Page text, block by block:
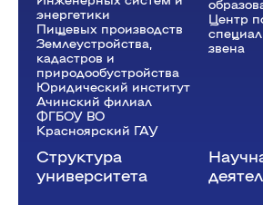
энергетики
Пищевых производств
Землеустройства,
кадастров и
природообустройства
Юридический институт
Ачинский филиал
ФГБОУ ВО
Красноярский ГАУ
Центр
звена
Структура
университета